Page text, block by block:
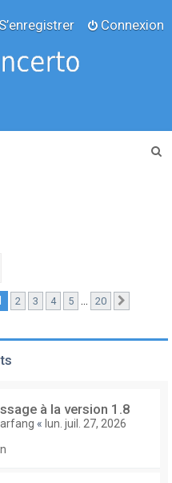
Connexion
S’enregistrer
sur20
2 3 4 5 … 20
à la version 1.8
arfang « lun. juil. 27, 2026